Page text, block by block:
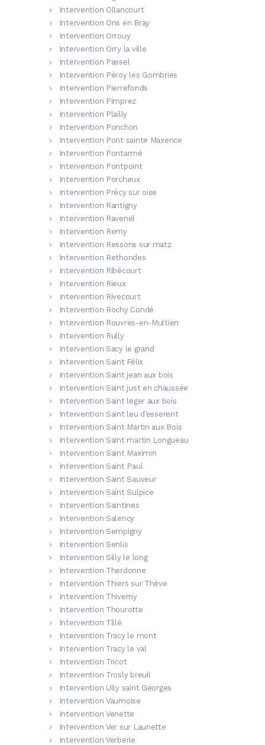
Intervention Ollancourt
Intervention Ons en Bray
Intervention Orrouy
Intervention Orry la ville
Intervention Passel
Intervention Péroy les Gombries
Intervention Pierrefonds
Intervention Pimprez
Intervention Plailly
Intervention Ponchon
Intervention Pont sainte Maxence
Intervention Pontarmé
Intervention Pontpoint
Intervention Porcheux
Intervention Précy sur oise
Intervention Rantigny
Intervention Ravenel
Intervention Remy
Intervention Ressons sur matz
Intervention Rethondes
Intervention Ribécourt
Intervention Rieux
Intervention Rivecourt
Intervention Rochy Condé
Intervention Rouvres-en-Multien
Intervention Rully
Intervention Sacy le grand
Intervention Saint Félix
Intervention Saint jean aux bois
Intervention Saint just en chaussée
Intervention Saint leger aux bois
Intervention Saint leu d’esserent
Intervention Saint Martin aux Bois
Intervention Saint martin Longueau
Intervention Saint Maximin
Intervention Saint Paul
Intervention Saint Sauveur
Intervention Saint Sulpice
Intervention Saintines
Intervention Salency
Intervention Sempigny
Intervention Senlis
Intervention Silly le long
Intervention Therdonne
Intervention Thiers sur Thève
Intervention Thiverny
Intervention Thourotte
Intervention Tillé
Intervention Tracy le mont
Intervention Tracy le val
Intervention Tricot
Intervention Trosly breuil
Intervention Ully saint Georges
Intervention Vaumoise
Intervention Venette
Intervention Ver sur Launette
Intervention Verberie